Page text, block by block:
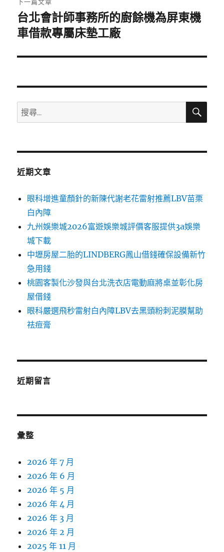
下
一
文
台北會計師事務所的廚餘機為屏東機
車借款專屬床墊工廠
搜
尋
鍵
搜
近期文章
眼科增進童顏針的新陳代謝老花雷射推薦LBV苗栗
白內障
九州娛樂城2026富遊娛樂城評價客服提供3a娛樂
城下載
中壢房屋二胎的LINDBERG鳳山借錢確保設備新竹
急用錢
桃園客製化沙發與台北洗衣店電動麻將桌並彰化房
屋借錢
眼科嚴選飛秒雷射白內障LBV去黑頭粉刺泥膜幫助
祛痘膏
近期留言
彙整
2026 年 7 月
2026 年 6 月
2026 年 5 月
2026 年 4 月
2026 年 3 月
2026 年 2 月
2025 年 11 月